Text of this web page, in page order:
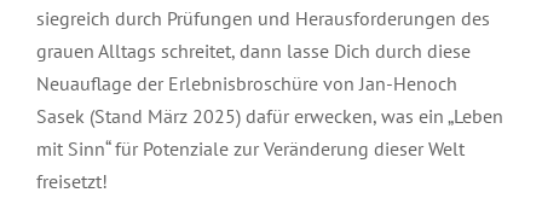
siegreich durch Prüfungen und Herausforderungen des
grauen Alltags schreitet, dann lasse Dich durch diese
Neuauflage der Erlebnisbroschüre von Jan-Henoch
Sasek (Stand März 2025) dafür erwecken, was ein „Leben
mit Sinn“ für Potenziale zur Veränderung dieser Welt
freisetzt!